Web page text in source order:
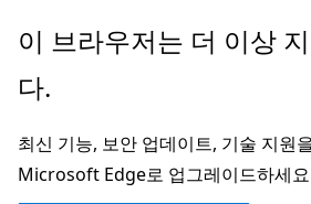
주
콘
츠
로
이 브라우저는 더 이상
다.
최신 기능, 보안 업데이트, 기술 지원
Microsoft Edge로 업그레이드하세